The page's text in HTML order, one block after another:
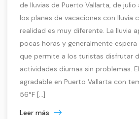
de lluvias de Puerto Vallarta, de
los planes de vacaciones con lluvia
realidad es muy diferente. La lluvia
pocas horas y generalmente
que permite a los turistas disfrutar
actividades diurnas sin problemas.
agradable en Puerto Vallarta con
56°F [...]
Leer más